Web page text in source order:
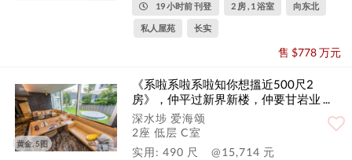
19 小时前 刊登 2 房 , 1 浴室 向东北
私人屋苑 长实
售 $778 万元
黄金, 5图
《系啦系啦系啦知你想搵近500尺2
房》，仲平过新界新楼，仲要甘岩业 ...
深水埗 爱海颂
2座 低层 C室
实用: 490 尺
@15,714 元